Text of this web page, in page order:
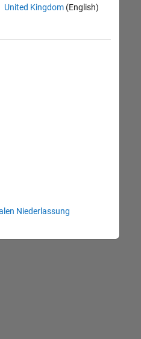
Market Developer (m/f/d)
United Kingdom(English)
Niederlassung